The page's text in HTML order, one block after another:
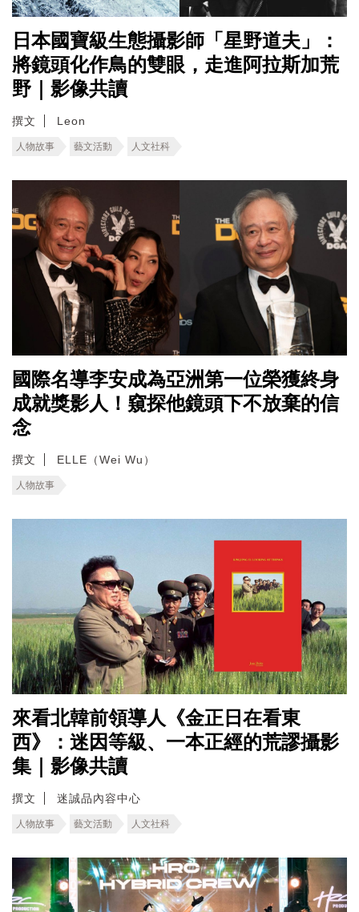
日本國寶級生態攝影師「星野道夫」：
將鏡頭化作鳥的雙眼，走進阿拉斯加荒
野｜影像共讀
撰文 Leon
人物故事 藝文活動 人文社科
國際名導李安成為亞洲第一位榮獲終身
成就獎影人！窺探他鏡頭下不放棄的信
念
撰文 ELLE（Wei Wu）
人物故事
來看北韓前領導人《金正日在看東
西》：迷因等級、一本正經的荒謬攝影
集｜影像共讀
撰文 迷誠品內容中心
人物故事 藝文活動 人文社科